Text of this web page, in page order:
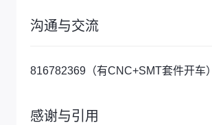
沟通与交流
816782369（有CNC+SMT套件开车）
感谢与引用